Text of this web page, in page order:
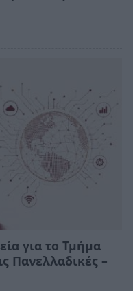
για το Τμήμα
Πανελλαδικές –